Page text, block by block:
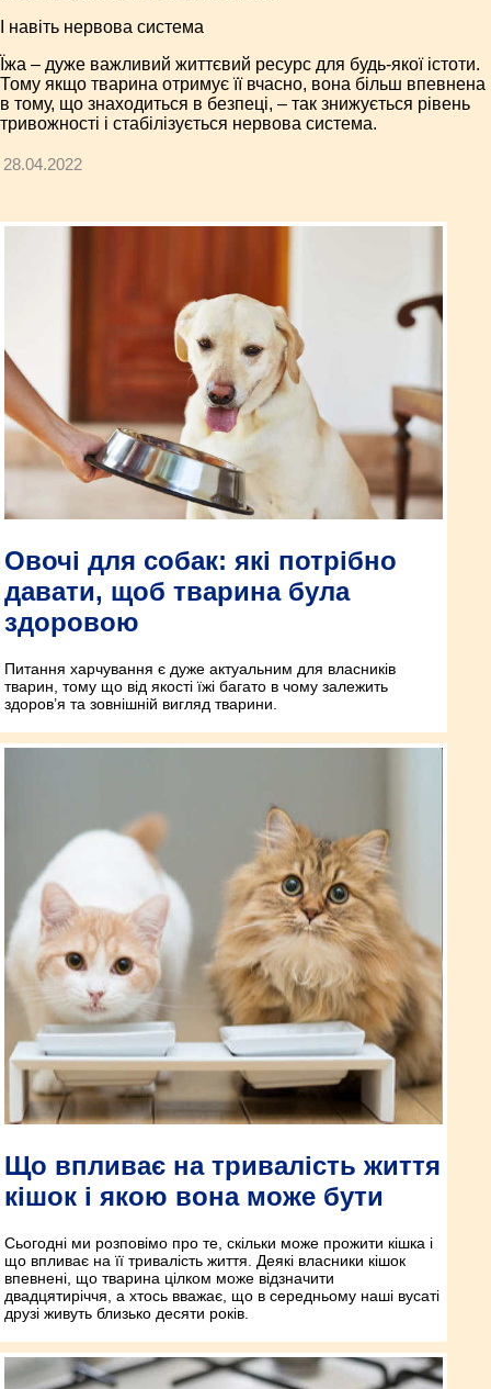
І навіть нервова система
Їжа – дуже важливий життєвий ресурс для будь-якої істоти.
Тому якщо тварина отримує її вчасно, вона більш впевнена
в тому, що знаходиться в безпеці, – так знижується рівень
тривожності і стабілізується нервова система.
28.04.2022
Овочі для собак: які потрібно
давати, щоб тварина була
здоровою
Питання харчування є дуже актуальним для власників
тварин, тому що від якості їжі багато в чому залежить
здоров’я та зовнішній вигляд тварини.
Що впливає на тривалість життя
кішок і якою вона може бути
Сьогодні ми розповімо про те, скільки може прожити кішка і
що впливає на її тривалість життя. Деякі власники кішок
впевнені, що тварина цілком може відзначити
двадцятиріччя, а хтось вважає, що в середньому наші вусаті
друзі живуть близько десяти років.